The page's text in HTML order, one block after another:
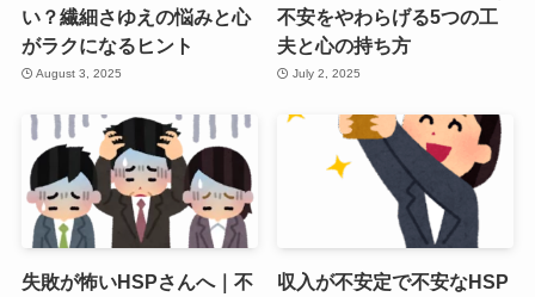
い？繊細さゆえの悩みと心
がラクになるヒント
August 3, 2025
不安をやわらげる5つの工
夫と心の持ち方
July 2, 2025
失敗が怖いHSPさんへ｜不
収入が不安定で不安なHSP